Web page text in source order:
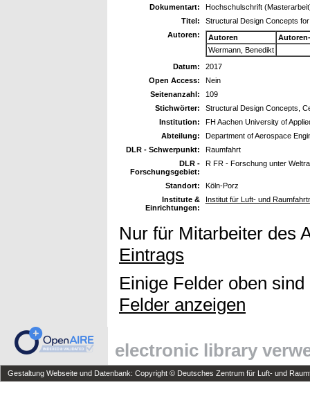
Dokumentart:
Hochschulschrift
Titel:
Structural Design Concepts
Autoren:
Autoren
Wermann, Benedikt
Datum:
2017
Open Access:
Nein
Seitenanzahl:
109
Stichwörter:
Structural Design Concepts,
Institution:
FH Aachen University of
Abteilung:
Department of Aerospace
DLR - Schwerpunkt:
Raumfahrt
DLR -
Forschungsgebiet:
R FR - Forschung unter
Standort:
Köln-Porz
Institute &
Einrichtungen:
Institut für Luft- und
Nur für Mitarbeiter des
Eintrags
Einige Felder oben
Felder anzeigen
electronic library
Gestaltung Webseite und Datenbank: Copyright © Deutsches Zentrum für Luft- und